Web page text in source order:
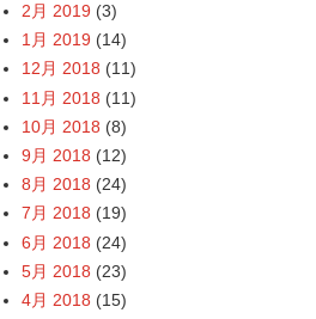
2月 2019 (3)
1月 2019 (14)
12月 2018 (11)
11月 2018 (11)
10月 2018 (8)
9月 2018 (12)
8月 2018 (24)
7月 2018 (19)
6月 2018 (24)
5月 2018 (23)
4月 2018 (15)